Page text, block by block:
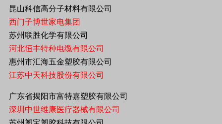
昆山科信高分子材料有限公司
西门子博世家电集团
苏州联胜化学有限公司
河北恒丰特种电缆有限公司
惠州市汇海五金塑胶有限公司
江苏中天科技股份有限公司
广东省揭阳市富特嘉塑胶有限公司
深圳中世维康医疗器械有限公司